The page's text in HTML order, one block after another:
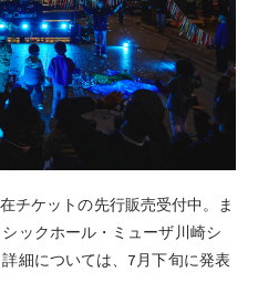
チケットの先行販売受付中。ま
ックホール・ミューザ川崎シ
細については、7月下旬に発表